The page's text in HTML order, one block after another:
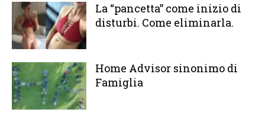
La “pancetta” come inizio di
disturbi. Come eliminarla.
Home Advisor sinonimo di
Famiglia